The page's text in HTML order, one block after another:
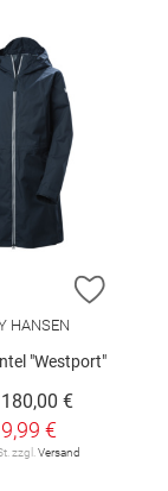
HINZUFÜGEN
ZUR
HANSEN
"Westport"
180,00 €
€
zzgl. Versand